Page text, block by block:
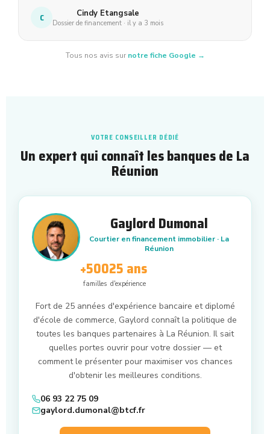
C Cindy Etangsale
Dossier de financement · il y a 3 mois
Tous nos avis sur notre fiche Google →
VOTRE CONSEILLER DÉDIÉ
Un expert qui connaît les banques de La
Réunion
Gaylord Dumonal
Courtier en financement immobilier · La
Réunion
+500
familles
25 ans
d'expérience
Fort de 25 années d'expérience bancaire et diplomé
d'école de commerce, Gaylord connaît la politique de
toutes les banques partenaires à La Réunion. Il sait
quelles portes ouvrir pour votre dossier — et
comment le présenter pour maximiser vos chances
d'obtenir les meilleures conditions.
06 93 22 75 09
gaylord.dumonal@btcf.fr